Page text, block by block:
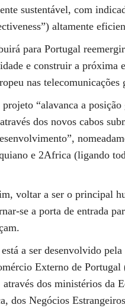
sustentável, com
altamente
para Portugal
e construir a próxima
nas
“alavanca a
dos novos cabos
e 2Africa (ligando
voltar a ser o principal
se a porta de entrada
a ser desenvolvido
Externo de
dos ministérios da
dos Negócios